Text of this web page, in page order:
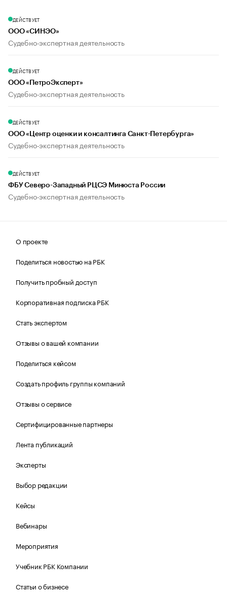
ДЕЙСТВУЕТ
ООО «СИНЭО»
Судебно-экспертная деятельность
ДЕЙСТВУЕТ
ООО «ПетроЭксперт»
Судебно-экспертная деятельность
ДЕЙСТВУЕТ
ООО «Центр оценки и консалтинга Санкт-Петербурга»
Судебно-экспертная деятельность
ДЕЙСТВУЕТ
ФБУ Северо-Западный РЦСЭ Минюста России
Судебно-экспертная деятельность
О проекте
Поделиться новостью на РБК
Получить пробный доступ
Корпоративная подписка РБК
Стать экспертом
Отзывы о вашей компании
Поделиться кейсом
Создать профиль группы компаний
Отзывы о сервисе
Сертифицированные партнеры
Лента публикаций
Эксперты
Выбор редакции
Кейсы
Вебинары
Мероприятия
Учебник РБК Компании
Статьи о бизнесе